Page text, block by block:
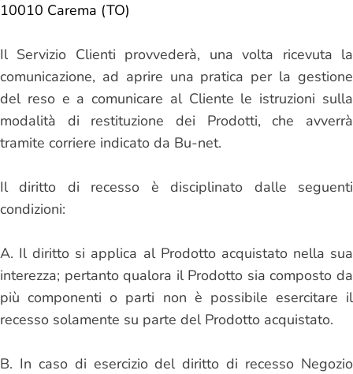
10010 Carema (TO)
Il Servizio Clienti provvederà, una volta ricevuta la
comunicazione, ad aprire una pratica per la gestione
del reso e a comunicare al Cliente le istruzioni sulla
modalità di restituzione dei Prodotti, che avverrà
tramite corriere indicato da Bu-net.
Il diritto di recesso è disciplinato dalle seguenti
condizioni:
A. Il diritto si applica al Prodotto acquistato nella sua
interezza; pertanto qualora il Prodotto sia composto da
più componenti o parti non è possibile esercitare il
recesso solamente su parte del Prodotto acquistato.
B. In caso di esercizio del diritto di recesso Negozio